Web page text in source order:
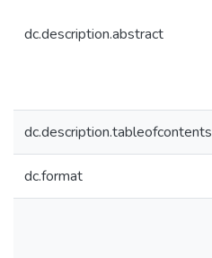
dc.description.abstract
dc.description.tableofcontents
dc.format